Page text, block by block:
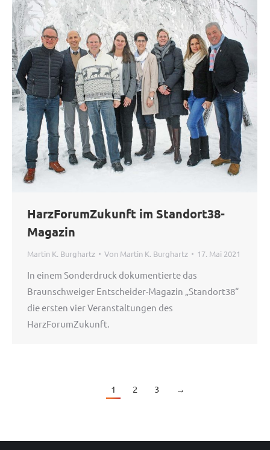
HarzForumZukunft im Standort38-
Magazin
Martin K. Burghartz Von Martin K. Burghartz 17. Mai 2021
In einem Sonderdruck dokumentierte das
Braunschweiger Entscheider-Magazin „Standort38“
die ersten vier Veranstaltungen des
HarzForumZukunft.
1 2 3 →